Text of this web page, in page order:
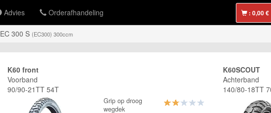
Advies Orderafhandeling :
EC 300 S (EC300) 300ccm
K60 front
Voorband
90/90-21TT 54T
Grip op droog
wegdek
K60SCOUT
Achterband
140/80-18TT